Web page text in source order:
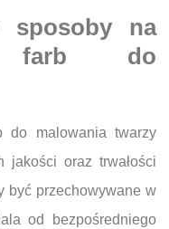
sposoby na
farb do
do malowania twarzy
jakości oraz trwałości
być przechowywane w
od bezpośredniego